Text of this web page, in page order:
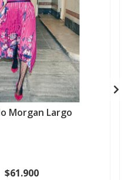
Morgan Largo
$61.900